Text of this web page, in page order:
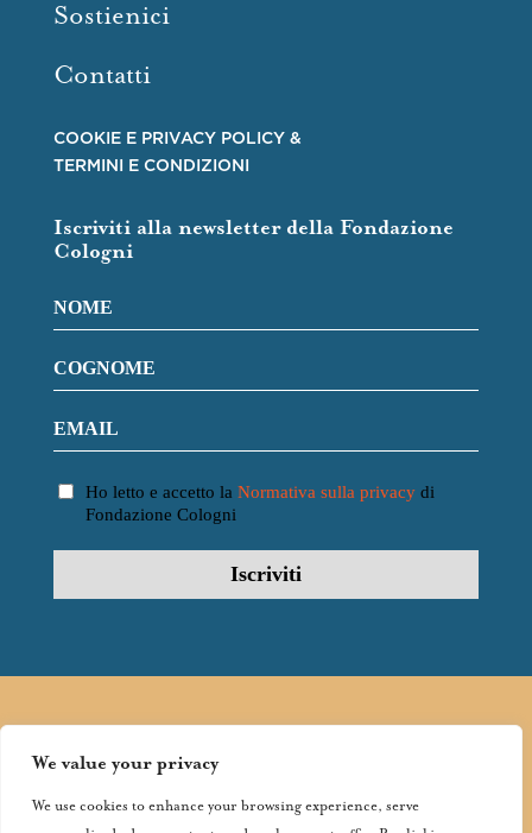
We value your privacy
We use cookies to enhance your browsing experience, serve
Sostienici
Contatti
COOKIE E PRIVACY POLICY &
TERMINI E CONDIZIONI
Iscriviti alla newsletter della Fondazione
Cologni
Ho letto e accetto la Normativa sulla privacydi
Fondazione Cologni
FONDAZIONE
COLOGNI: